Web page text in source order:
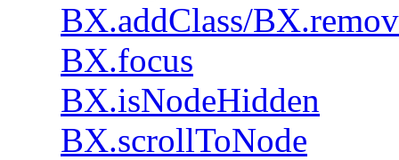
BX.addClass/
BX.focus
BX.isNodeHidden
BX.scrollToNode